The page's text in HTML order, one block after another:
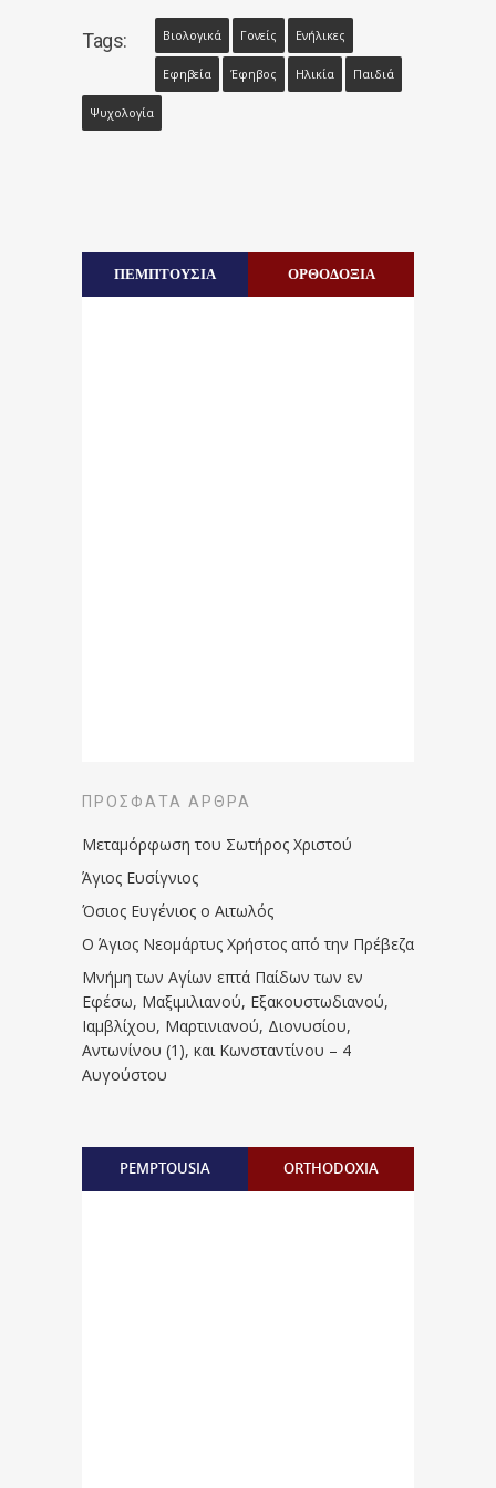
Tags: Βιολογικά Γονείς Ενήλικες
Εφηβεία Έφηβος Ηλικία Παιδιά
Ψυχολογία
ΠΕΜΠΤΟΥΣΙΑ ΟΡΘΟΔΟΞΙΑ
ΠΡΌΣΦΑΤΑ ΆΡΘΡΑ
Μεταμόρφωση του Σωτήρος Χριστού
Άγιος Ευσίγνιος
Όσιος Ευγένιος ο Αιτωλός
Ο Άγιος Νεομάρτυς Χρήστος από την Πρέβεζα
Μνήμη των Aγίων επτά Παίδων των εν
Eφέσω, Mαξιμιλιανού, Eξακουστωδιανού,
Iαμβλίχου, Mαρτινιανού, Διονυσίου,
Aντωνίνου (1), και Kωνσταντίνου – 4
Αυγούστου
PEMPTOUSIA ORTHODOXIA